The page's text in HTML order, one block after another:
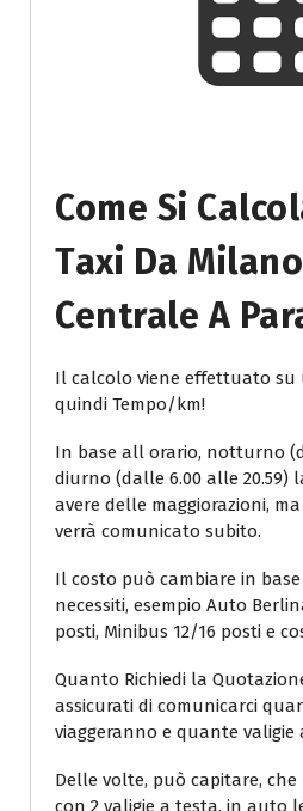
Come Si
Taxi Da
Centrale A
Il calcolo viene effettuato su
quindi Tempo/km!
In base all orario, notturno
diurno (dalle 6.00 alle 20.59)
avere delle maggiorazioni,
verrà comunicato subito.
Il costo può cambiare in
necessiti, esempio Auto
posti, Minibus 12/16 posti e
Quanto Richiedi la
assicurati di comunicarci
viaggeranno e quante valigie
Delle volte, può capitare, che
con 2 valigie a testa, in auto